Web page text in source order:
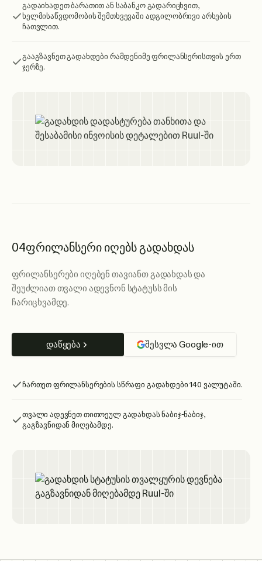
გადაიხადეთ ბარათით ან საბანკო გადარიცხვით,
ხელმისაწვდომობის შემთხვევაში ადგილობრივი არხების
ჩათვლით.
გააგზავნეთ გადახდები რამდენიმე ფრილანსერისთვის ერთ
ჯერზე.
04ფრილანსერი იღებს გადახდას
ფრილანსერები იღებენ თავიანთ გადახდას და
შეუძლიათ თვალი ადევნონ სტატუსს მის
ჩარიცხვამდე.
დაწყება შესვლა Google-ით
ჩართეთ ფრილანსერების სწრაფი გადახდები 140 ვალუტაში.
თვალი ადევნეთ თითოეულ გადახდას ნაბიჯ-ნაბიჯ,
გაგზავნიდან მიღებამდე.